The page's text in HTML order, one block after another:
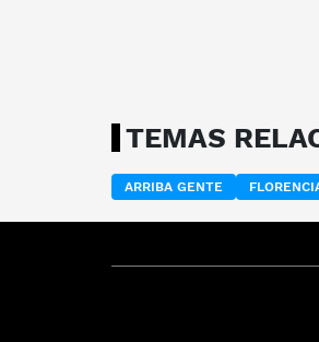
TEMAS
ARRIBA GENTE